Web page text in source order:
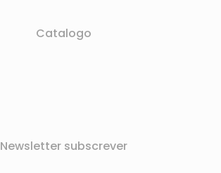
Catalogo
Newsletter subscrever